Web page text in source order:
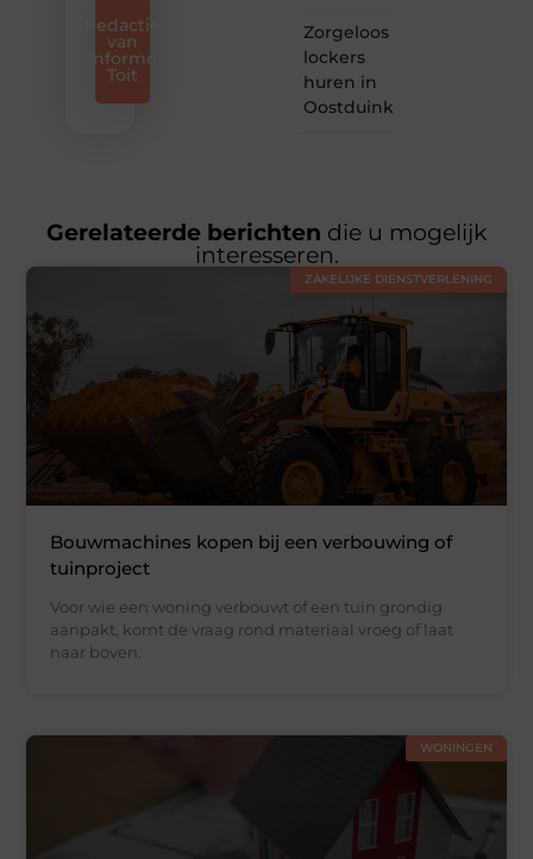
Redactie
van
Informe
Toit
Zorgeloos
lockers
huren in
Oostduinkerke
Gerelateerde berichten die u mogelijk
interesseren.
ZAKELIJKE DIENSTVERLENING
Bouwmachines kopen bij een verbouwing of
tuinproject
Voor wie een woning verbouwt of een tuin grondig
aanpakt, komt de vraag rond materiaal vroeg of laat
naar boven.
WONINGEN